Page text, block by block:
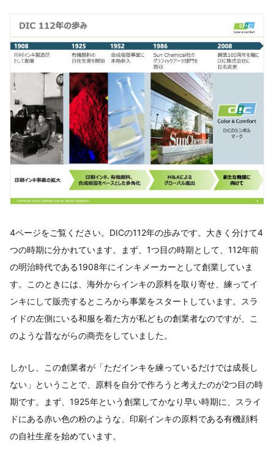
4ページをご覧ください。DICの112年の歩みです。大きく分けて4
つの時期に分かれています。まず、1つ目の時期として、112年前
の明治時代である1908年にインキメーカーとして創業していま
す。このときには、海外からインキの原料を取り寄せ、練ってイ
ンキにして販売するところから事業をスタートしています。スラ
イドの左側にいる和服を着た方が私どもの創業者なのですが、こ
のような昔ながらの商売をしていました。
しかし、この創業者が「ただインキを練っているだけでは成長し
ない」ということで、原料を自分で作ろうと考えたのが2つ目の時
期です。まず、1925年という創業してかなり早い時期に、スライ
ドにある赤い色の粉のような、印刷インキの原料である有機顔料
の自社生産を始めています。